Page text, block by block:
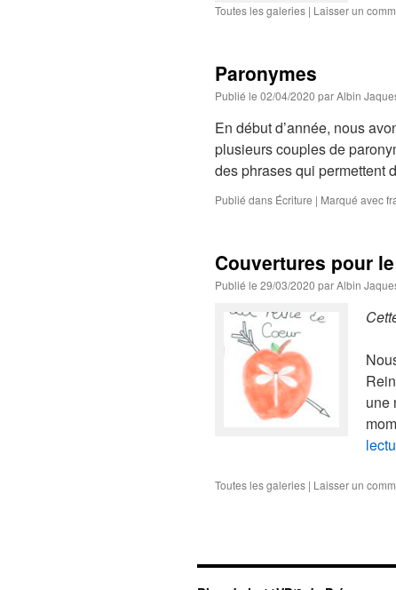
Toutes les galeries | Laisser un
Paronymes
Publié le 02/04/2020 parAlbin
En début d’année, nous
plusieurs couples de
des phrases qui permettent
Publié dans Écriture | Marqué avec
Couvertures pour
Publié le 29/03/2020 parAlbin
une
Toutes les galeries | Laisser un